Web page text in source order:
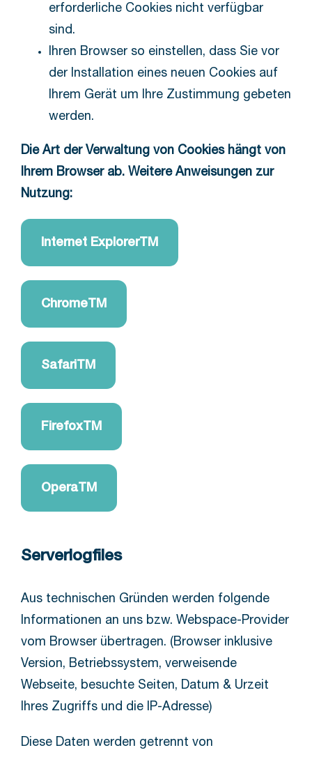
erforderliche Cookies nicht verfügbar
sind.
Ihren Browser so einstellen, dass Sie vor
der Installation eines neuen Cookies auf
Ihrem Gerät um Ihre Zustimmung gebeten
werden.
Die Art der Verwaltung von Cookies hängt von
Ihrem Browser ab. Weitere Anweisungen zur
Nutzung:
Internet ExplorerTM
ChromeTM
SafariTM
FirefoxTM
OperaTM
Serverlogfiles
Aus technischen Gründen werden folgende
Informationen an uns bzw. Webspace-Provider
vom Browser übertragen. (Browser inklusive
Version, Betriebssystem, verweisende
Webseite, besuchte Seiten, Datum & Urzeit
Ihres Zugriffs und die IP-Adresse)
Diese Daten werden getrennt von